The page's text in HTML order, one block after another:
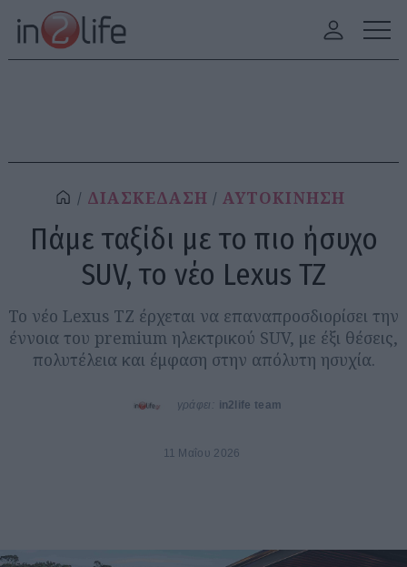
ΔΙΑΣΚΕΔΑΣΗ ΑΥΤΟΚΙΝΗΣΗ
Πάμε ταξίδι με το πιο ήσυχο
SUV, το νέο Lexus TZ
Το νέο Lexus TZ έρχεται να επαναπροσδιορίσει την
έννοια του premium ηλεκτρικού SUV, με έξι θέσεις,
πολυτέλεια και έμφαση στην απόλυτη ησυχία.
γράφει: in2life team
11 Μαΐου 2026